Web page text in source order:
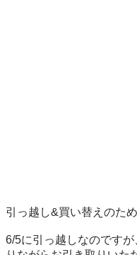
引っ越し&買い替えのた
6/5に引っ越しなのです